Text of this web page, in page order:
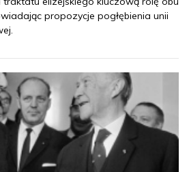
propozycje pogłębienia unii